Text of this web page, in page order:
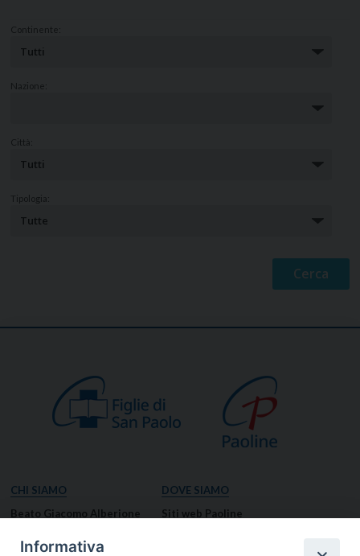
Continente:
Nazione:
Città:
Tipologia:
CHI SIAMO
Beato Giacomo Alberione
DOVE SIAMO
Siti web Paoline
Informativa